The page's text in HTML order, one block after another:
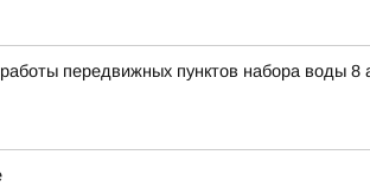
передвижных пунктов набора воды 8